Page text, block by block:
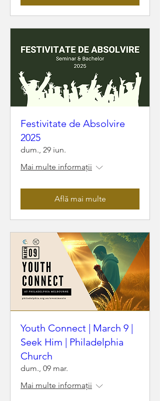
Festivitate de Absolvire
2025
dum., 29 iun.
Mai multe informații
Află mai multe
Youth Connect | March 9 |
Seek Him | Philadelphia
Church
dum., 09 mar.
Mai multe informații